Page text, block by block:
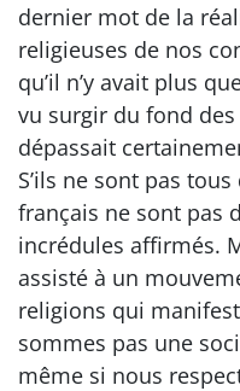
dernier mot de la
religieuses de nos
qu’il n’y avait plus
vu surgir du fond
dépassait
S’ils ne sont pas
français ne sont pas
incrédules affirmés.
assisté à un
religions qui
sommes pas une
même si nous